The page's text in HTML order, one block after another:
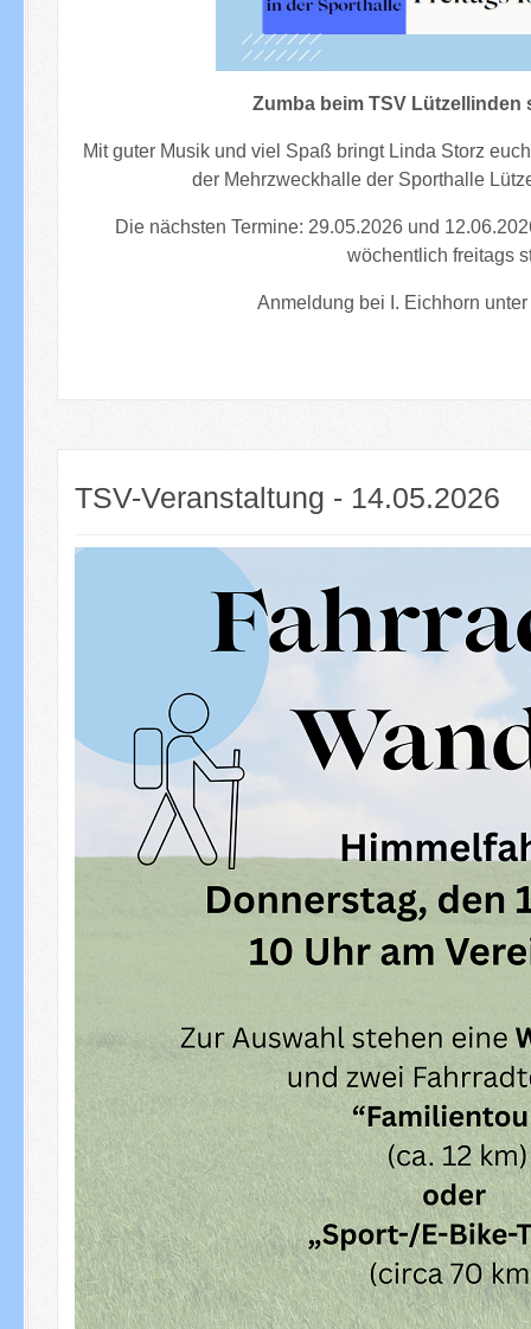
Zumba beim TSV Lützellinden
Mit guter Musik und viel Spaß bringt Linda Storz
der Mehrzweckhalle der Sporthalle
Die nächsten Termine: 29.05.2026 und
wöchentlich freitags
Anmeldung bei I. Eichhorn
TSV-Veranstaltung - 14.05.2026